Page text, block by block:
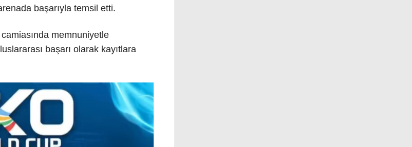
başarıyla temsil etti.
memnuniyetle
başarı olarak kayıtlara